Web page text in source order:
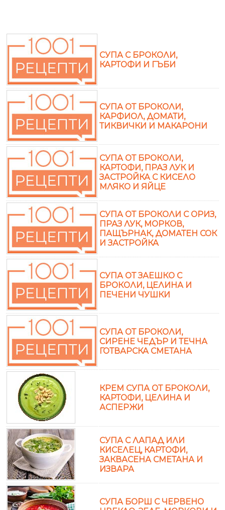
СУПА С БРОКОЛИ,
КАРТОФИ И ГЪБИ
СУПА ОТ БРОКОЛИ,
КАРФИОЛ, ДОМАТИ,
ТИКВИЧКИ И МАКАРОНИ
СУПА ОТ БРОКОЛИ,
КАРТОФИ, ПРАЗ ЛУК И
ЗАСТРОЙКА С КИСЕЛО
МЛЯКО И ЯЙЦЕ
СУПА ОТ БРОКОЛИ С ОРИЗ,
ПРАЗ ЛУК, МОРКОВ,
ПАЩЪРНАК, ДОМАТЕН СОК
И ЗАСТРОЙКА
СУПА ОТ ЗАЕШКО С
БРОКОЛИ, ЦЕЛИНА И
ПЕЧЕНИ ЧУШКИ
СУПА ОТ БРОКОЛИ,
СИРЕНЕ ЧЕДЪР И ТЕЧНА
ГОТВАРСКА СМЕТАНА
КРЕМ СУПА ОТ БРОКОЛИ,
КАРТОФИ, ЦЕЛИНА И
АСПЕРЖИ
СУПА С ЛАПАД ИЛИ
КИСЕЛЕЦ, КАРТОФИ,
ЗАКВАСЕНА СМЕТАНА И
ИЗВАРА
СУПА БОРШ С ЧЕРВЕНО